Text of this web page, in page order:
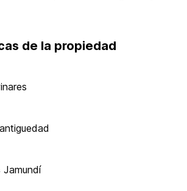
de la propiedad
Jamundí